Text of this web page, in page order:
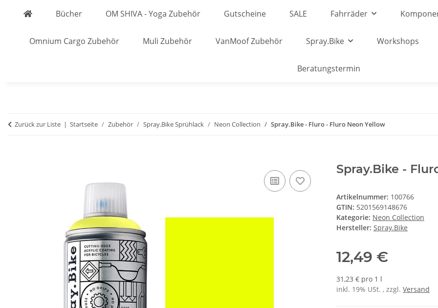
Bücher OM SHIVA - Yoga Zubehör Gutscheine SALE Fahrräder
Omnium Cargo Zubehör Muli Zubehör VanMoof Zubehör Spray.Bike Workshops
Beratungstermin
Zurück zur Liste Startseite Zubehör Spray.Bike Sprühlack Neon Collection Spray.Bike - Fluro - Fluro Neon Yellow
Spray.Bike -
Artikelnummer: 100766
GTIN: 5201569148676
Kategorie: Neon Collection
Hersteller: Spray.Bike
12,49 €
31,23 € pro 1 l
inkl. 19% USt. , zzgl. Versand